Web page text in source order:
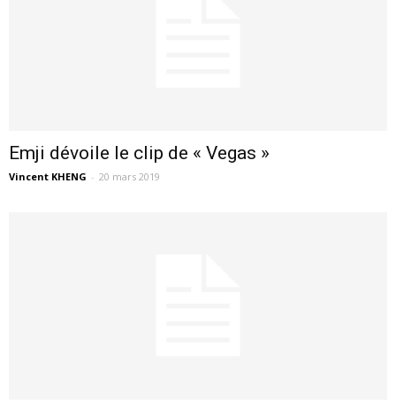
Emji dévoile le clip de « Vegas »
Vincent KHENG - 20 mars 2019